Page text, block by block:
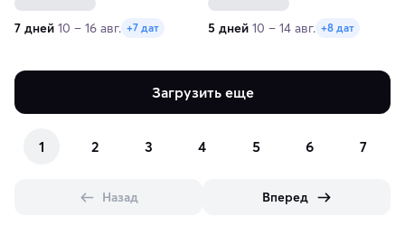
7 дней 10 – 16 авг. +7 дат 5 дней 10 – 14 авг. +8 дат
Загрузить еще
1 2 3 4 5 6 7
Назад Вперед